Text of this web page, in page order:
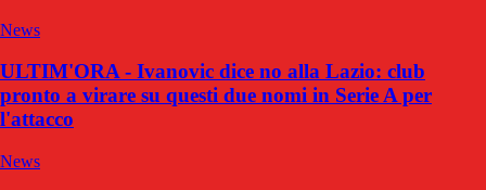
News
ULTIM'ORA - Ivanovic dice no alla Lazio: club
pronto a virare su questi due nomi in Serie A per
l'attacco
News